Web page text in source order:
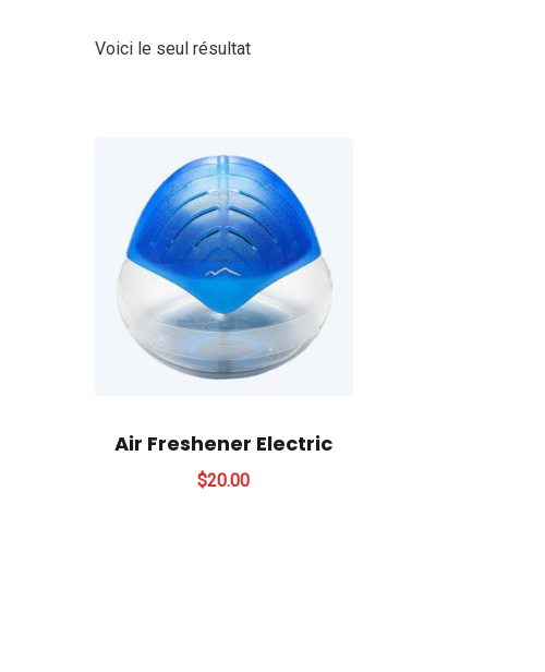
Voici le seul résultat
Air Freshener Electric
$20.00